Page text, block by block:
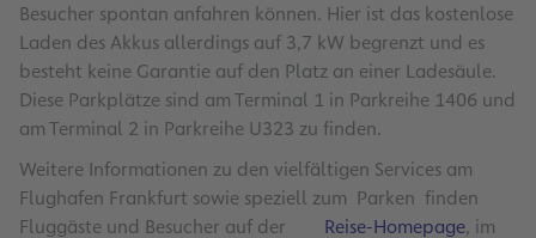
Besucher spontan anfahren können. Hier ist das kostenlose
Laden des Akkus allerdings auf 3,7 kW begrenzt und es
besteht keine Garantie auf den Platz an einer Ladesäule.
Diese Parkplätze sind am Terminal 1 in Parkreihe 1406 und
am Terminal 2 in Parkreihe U323 zu finden.
Weitere Informationen zu den vielfältigen Services am
Flughafen Frankfurt sowie speziell zum Parken finden
Fluggäste und Besucher auf der
Reise-Homepage, im